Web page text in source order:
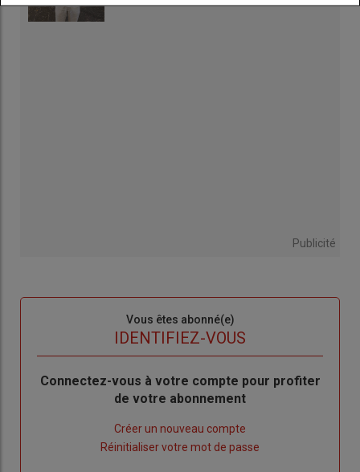
Publicité
Vous êtes abonné(e)
IDENTIFIEZ-VOUS
Body
Connectez-vous à votre compte pour profiter
de votre abonnement
Créer un nouveau compte
Réinitialiser votre mot de passe